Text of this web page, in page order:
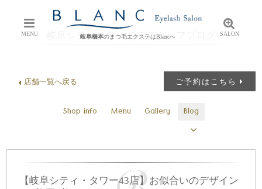
MENU 岐阜橋本のまつ毛エクステはBlancへ SALON
岐阜シティタワー43のスタッフブログ
ご予約はこちら
店舗一覧へ戻る
Shop info Menu Gallery Blog
【岐阜シティ・タワー43店】お似合いのデザイン